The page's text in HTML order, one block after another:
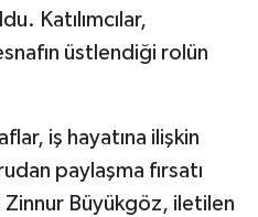
Katılımcılar,
üstlendiği rolün
iş hayatına ilişkin
paylaşma fırsatı
Zinnur Büyükgöz, iletilen